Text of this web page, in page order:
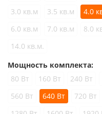
3.0 кв.м
3.5 кв.м 4.0
6.0 кв.м
7.0 кв.м 8.0
14.0 кв.м.
Мощность комплекта:
80 Вт
160 Вт 240 Вт
560 Вт
640 Вт 720 Вт